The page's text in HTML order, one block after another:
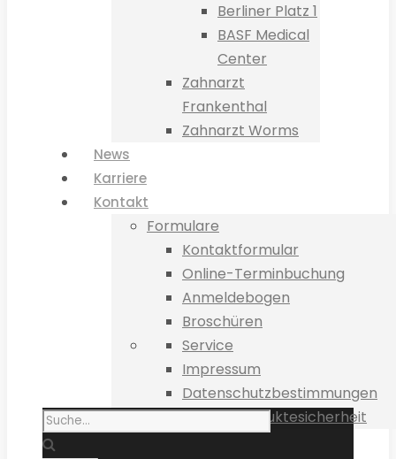
Berliner Platz 1
BASF Medical
Center
Zahnarzt
Frankenthal
Zahnarzt Worms
News
Karriere
Kontakt
Formulare
Kontaktformular
Online-Terminbuchung
Anmeldebogen
Broschüren
Service
Impressum
Datenschutzbestimmungen
Medizinproduktesicherheit